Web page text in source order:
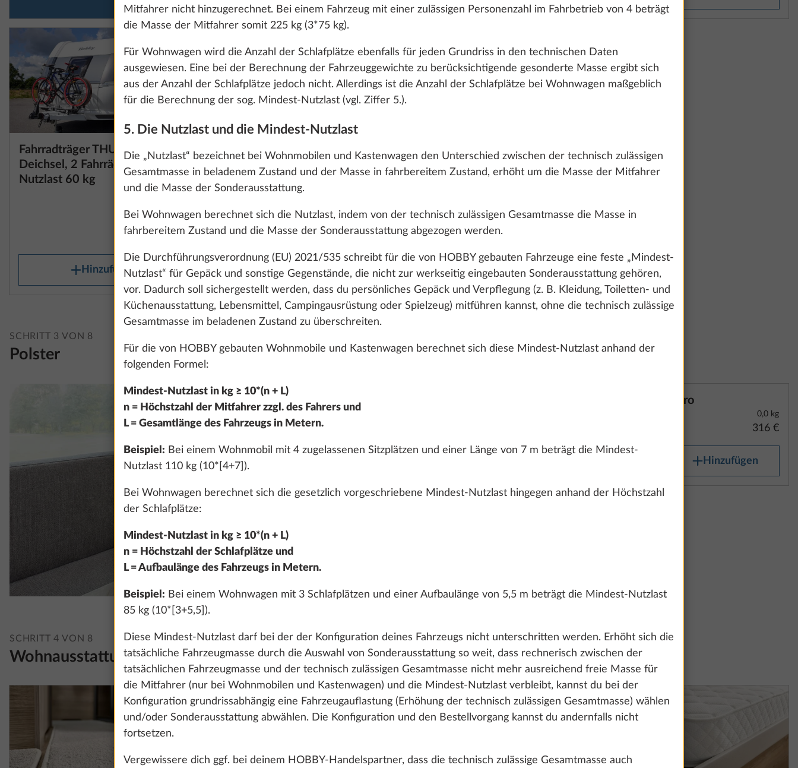
Fahrradträger THULE, für
Deichsel, 2 Fahrräder,
Nutzlast 60 kg
Mehr Informationen
10,0 kg
445 €
Hinzufügen
Garage unter Etagenbett
(nicht in Verb. mit
Warmwasserheizung ALDE,
Maltafel unter Kinderbett
entfällt)
Mehr Informationen
950 €
Hinzufügen
SCHRITT 3 VON 8
Polster
Turo
0,0 kg
316 €
Hinzufügen
SCHRITT 4 VON 8
Wohnausstattung
Mitfahrer nicht hinzugerechnet. Bei einem Fahrzeug mit einer zulässigen Personenzahl im Fahrbetrieb von 4 beträgt
die Masse der Mitfahrer somit 225 kg (3*75 kg).
Für Wohnwagen wird die Anzahl der Schlafplätze ebenfalls für jeden Grundriss in den technischen Daten
ausgewiesen. Eine bei der Berechnung der Fahrzeuggewichte zu berücksichtigende gesonderte Masse ergibt sich
aus der Anzahl der Schlafplätze jedoch nicht. Allerdings ist die Anzahl der Schlafplätze bei Wohnwagen maßgeblich
für die Berechnung der sog. Mindest-Nutzlast (vgl. Ziffer 5.).
5. Die Nutzlast und die Mindest-Nutzlast
Die „Nutzlast“ bezeichnet bei Wohnmobilen und Kastenwagen den Unterschied zwischen der technisch zulässigen
Gesamtmasse in beladenem Zustand und der Masse in fahrbereitem Zustand, erhöht um die Masse der Mitfahrer
und die Masse der Sonderausstattung.
Bei Wohnwagen berechnet sich die Nutzlast, indem von der technisch zulässigen Gesamtmasse die Masse in
fahrbereitem Zustand und die Masse der Sonderausstattung abgezogen werden.
Die Durchführungsverordnung (EU) 2021/535 schreibt für die von HOBBY gebauten Fahrzeuge eine feste „Mindest-
Nutzlast“ für Gepäck und sonstige Gegenstände, die nicht zur werkseitig eingebauten Sonderausstattung gehören,
vor. Dadurch soll sichergestellt werden, dass du persönliches Gepäck und Verpflegung (z. B. Kleidung, Toiletten- und
Küchenausstattung, Lebensmittel, Campingausrüstung oder Spielzeug) mitführen kannst, ohne die technisch zulässige
Gesamtmasse im beladenen Zustand zu überschreiten.
Für die von HOBBY gebauten Wohnmobile und Kastenwagen berechnet sich diese Mindest-Nutzlast anhand der
folgenden Formel:
Mindest-Nutzlast in kg ≥ 10*(n + L)
n = Höchstzahl der Mitfahrer zzgl. des Fahrers und
L = Gesamtlänge des Fahrzeugs in Metern.
Beispiel: Bei einem Wohnmobil mit 4 zugelassenen Sitzplätzen und einer Länge von 7 m beträgt die Mindest-
Nutzlast 110 kg (10*[4+7]).
Bei Wohnwagen berechnet sich die gesetzlich vorgeschriebene Mindest-Nutzlast hingegen anhand der Höchstzahl
der Schlafplätze:
Mindest-Nutzlast in kg ≥ 10*(n + L)
n = Höchstzahl der Schlafplätze und
L = Aufbaulänge des Fahrzeugs in Metern.
Beispiel: Bei einem Wohnwagen mit 3 Schlafplätzen und einer Aufbaulänge von 5,5 m beträgt die Mindest-Nutzlast
85 kg (10*[3+5,5]).
Diese Mindest-Nutzlast darf bei der der Konfiguration deines Fahrzeugs nicht unterschritten werden. Erhöht sich die
tatsächliche Fahrzeugmasse durch die Auswahl von Sonderausstattung so weit, dass rechnerisch zwischen der
tatsächlichen Fahrzeugmasse und der technisch zulässigen Gesamtmasse nicht mehr ausreichend freie Masse für
die Mitfahrer (nur bei Wohnmobilen und Kastenwagen) und die Mindest-Nutzlast verbleibt, kannst du bei der
Konfiguration grundrissabhängig eine Fahrzeugauflastung (Erhöhung der technisch zulässigen Gesamtmasse) wählen
und/oder Sonderausstattung abwählen. Die Konfiguration und den Bestellvorgang kannst du andernfalls nicht
fortsetzen.
Vergewissere dich ggf. bei deinem HOBBY-Handelspartner, dass die technisch zulässige Gesamtmasse auch